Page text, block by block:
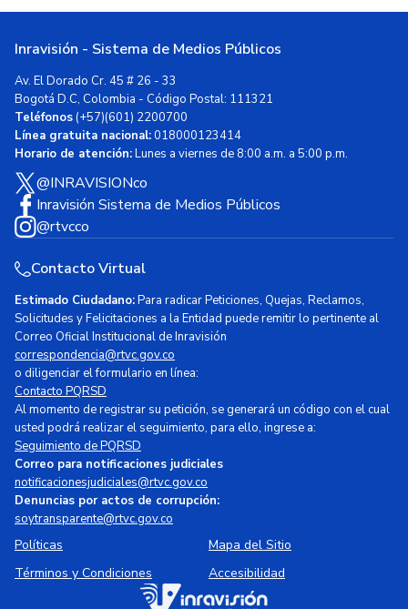
Inravisión - Sistema de Medios Públicos
Av. El Dorado Cr. 45 # 26 - 33
Bogotá D.C, Colombia - Código Postal: 111321
Teléfonos(+57)(601) 2200700
Línea gratuita nacional:018000123414
Horario de atención:Lunes a viernes de 8:00 a.m. a 5:00 p.m.
@INRAVISIONco
Inravisión Sistema de Medios Públicos
@rtvcco
Contacto Virtual
Estimado Ciudadano:Para radicar Peticiones, Quejas, Reclamos,
Solicitudes y Felicitaciones a la Entidad puede remitir lo pertinente al
Correo Oficial Institucional de Inravisión
correspondencia@rtvc.gov.co
o diligenciar el formulario en línea:
Contacto PQRSD
Al momento de registrar su petición, se generará un código con el cual
usted podrá realizar el seguimiento, para ello, ingrese a:
Seguimiento de PQRSD
Correo para notificaciones judiciales
notificacionesjudiciales@rtvc.gov.co
Denuncias por actos de corrupción:
soytransparente@rtvc.gov.co
Políticas
Mapa del Sitio
Términos y Condiciones
Accesibilidad